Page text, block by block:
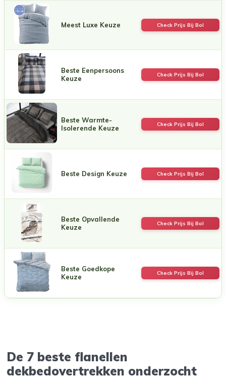
Meest Luxe Keuze Check Prijs Bij Bol
Beste Eenpersoons
Keuze
Check Prijs Bij Bol
Beste Warmte-
Isolerende Keuze
Check Prijs Bij Bol
Beste Design Keuze Check Prijs Bij Bol
Beste Opvallende
Keuze
Check Prijs Bij Bol
Beste Goedkope
Keuze
Check Prijs Bij Bol
De 7 beste flanellen
dekbedovertrekken onderzocht